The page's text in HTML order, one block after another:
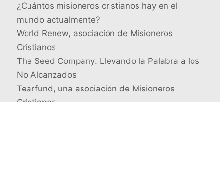
¿Cuántos misioneros cristianos hay en el
mundo actualmente?
World Renew, asociación de Misioneros
Cristianos
The Seed Company: Llevando la Palabra a los
No Alcanzados
Tearfund, una asociación de Misioneros
Cristianos